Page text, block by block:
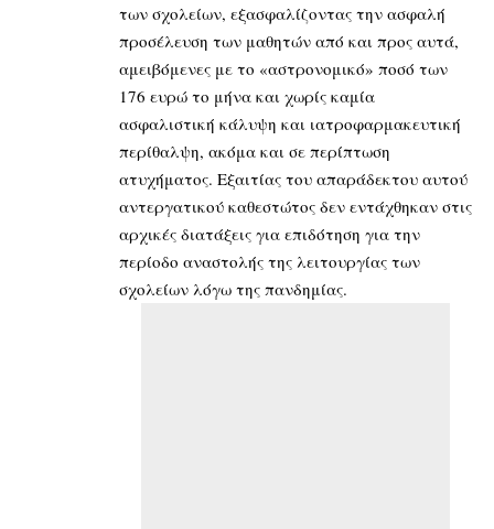
των σχολείων, εξασφαλίζοντας την ασφαλή
προσέλευση των μαθητών από και προς αυτά,
αμειβόμενες με το «αστρονομικό» ποσό των
176 ευρώ το μήνα και χωρίς καμία
ασφαλιστική κάλυψη και ιατροφαρμακευτική
περίθαλψη, ακόμα και σε περίπτωση
ατυχήματος. Εξαιτίας του απαράδεκτου αυτού
αντεργατικού καθεστώτος δεν εντάχθηκαν στις
αρχικές διατάξεις για επιδότηση για την
περίοδο αναστολής της λειτουργίας των
σχολείων λόγω της πανδημίας.